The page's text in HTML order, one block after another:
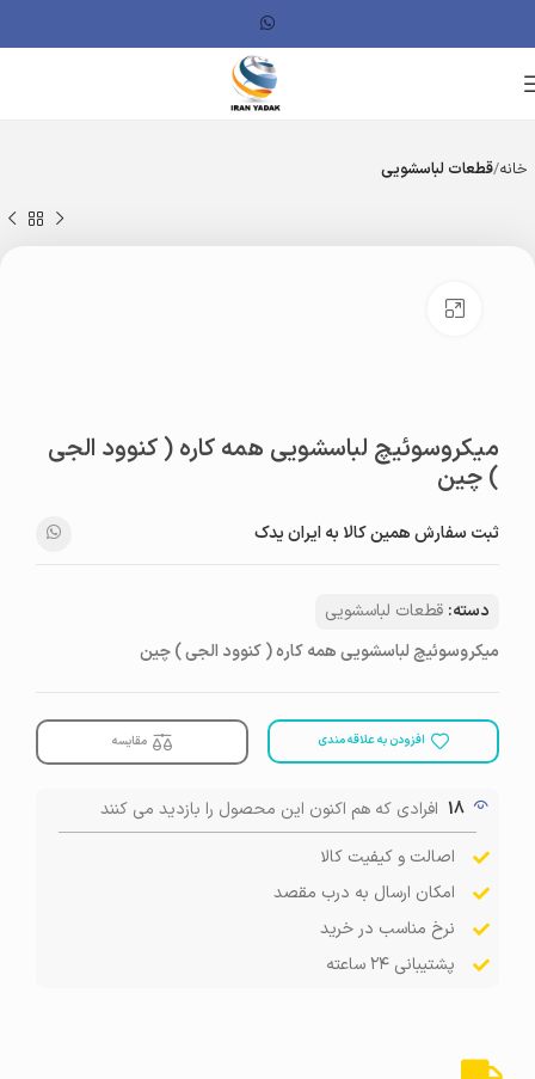
خانه قطعات لباسشویی
میکروسوئیچ لباسشویی همه کاره ( کنوود الجی
) چین
ثبت سفارش همین کالا به ایران یدک
دسته: قطعات لباسشویی
میکروسوئیچ لباسشویی همه کاره ( کنوود الجی ) چین
افزودن به علاقه مندی مقایسه
18 افرادی که هم اکنون این محصول را بازدید می کنند
اصالت و کیفیت کالا
امکان ارسال به درب مقصد
نرخ مناسب در خرید
پشتیبانی ۲۴ ساعته